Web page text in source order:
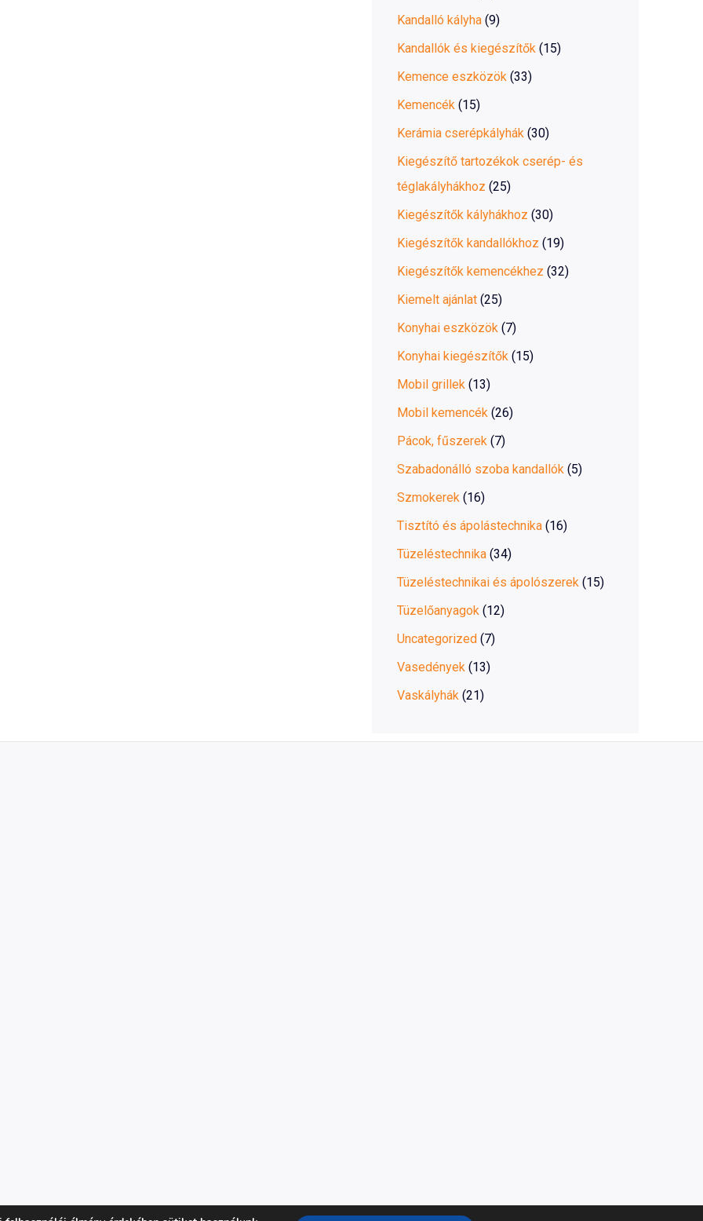
Kandalló kályha (9)
Kandallók és kiegészítők (15)
Kemence eszközök (33)
Kemencék (15)
Kerámia cserépkályhák (30)
Kiegészítő tartozékok cserép- és
téglakályhákhoz (25)
Kiegészítők kályhákhoz (30)
Kiegészítők kandallókhoz (19)
Kiegészítők kemencékhez (32)
Kiemelt ajánlat (25)
Konyhai eszközök (7)
Konyhai kiegészítők (15)
Mobil grillek (13)
Mobil kemencék (26)
Pácok, fűszerek (7)
Szabadonálló szoba kandallók (5)
Szmokerek (16)
Tisztító és ápolástechnika (16)
Tüzeléstechnika (34)
Tüzeléstechnikai és ápolószerek (15)
Tüzelőanyagok (12)
Uncategorized (7)
Vasedények (13)
Vaskályhák (21)